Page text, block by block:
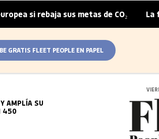
si rebaja sus metas de CO₂ | La
GRATIS FLEET PEOPLE EN PAPEL
AMPLÍA SU
450